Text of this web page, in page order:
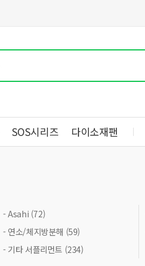
SOS시리즈 다이소재팬
- Asahi (72)
- 연소/체지방분해 (59)
- 기타 서플리먼트 (234)